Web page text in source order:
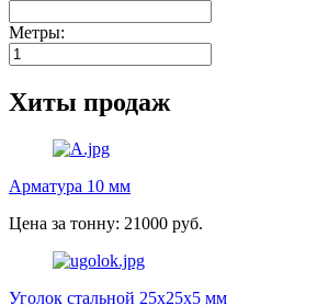
Метры:
Хиты продаж
Арматура 10 мм
Цена за тонну: 21000 руб.
Уголок стальной 25х25х5 мм